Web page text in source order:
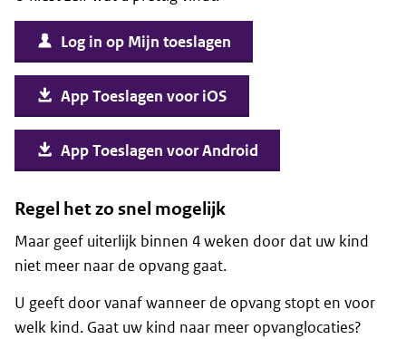
Log in op Mijn toeslagen
App Toeslagen voor iOS
App Toeslagen voor Android
Regel het zo snel mogelijk
Maar geef uiterlijk binnen 4 weken door dat uw kind
niet meer naar de opvang gaat.
U geeft door vanaf wanneer de opvang stopt en voor
welk kind. Gaat uw kind naar meer opvanglocaties?